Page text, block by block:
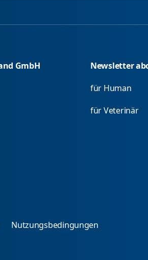
GmbH
Newsletter
für Human
für Veterinär
Nutzungsbedingungen